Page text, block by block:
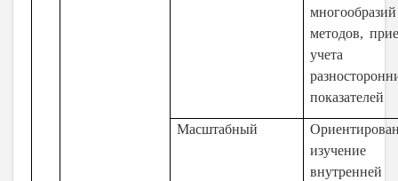
многообразий
методов,
учета
показателей
Масштабный
изучение
внутренней